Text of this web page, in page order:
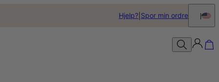
Hjelp? Spor min ordre